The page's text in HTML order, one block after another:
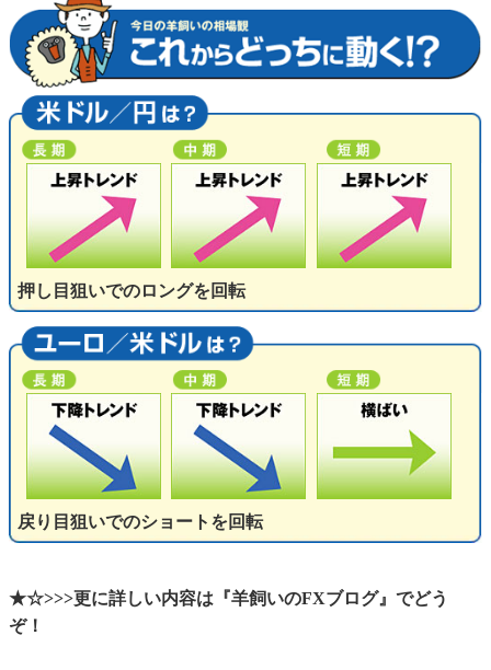
押し目狙いでのロングを回転
戻り目狙いでのショートを回転
★☆>>>更に詳しい内容は『羊飼いのFXブログ』でどう
ぞ！